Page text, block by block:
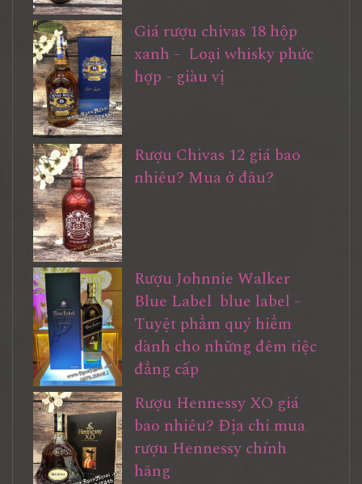
Giá rượu chivas 18 hộp
xanh - Loại whisky phức
hợp - giàu vị
Rượu Chivas 12 giá bao
nhiêu? Mua ở đâu?
Rượu Johnnie Walker
Blue Label blue label -
Tuyệt phẩm quý hiểm
dành cho những đêm tiệc
đẳng cấp
Rượu Hennessy XO giá
bao nhiêu? Địa chỉ mua
rượu Hennessy chính
hãng